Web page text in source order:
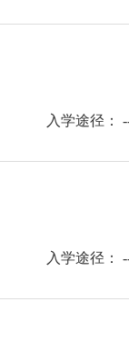
入学途径：
入学途径：